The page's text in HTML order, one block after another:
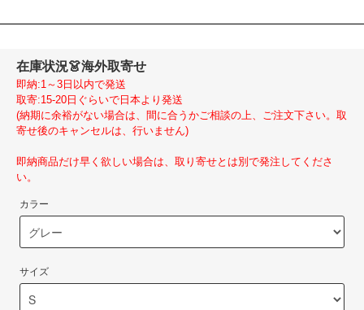
在庫状況👗海外取寄せ
即納:1～3日以内で発送
取寄:15-20日ぐらいで日本より発送
(納期に余裕がない場合は、間に合うかご相談の上、ご注文下さい。取
寄せ後のキャンセルは、行いません)
即納商品だけ早く欲しい場合は、取り寄せとは別で発注してくださ
い。
カラー
サイズ